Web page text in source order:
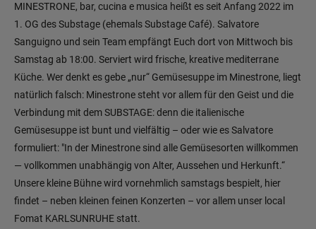
MINESTRONE, bar, cucina e musica heißt es seit Anfang 2022 im
1. OG des Substage (ehemals Substage Café). Salvatore
Sanguigno und sein Team empfängt Euch dort von Mittwoch bis
Samstag ab 18:00. Serviert wird frische, kreative mediterrane
Küche. Wer denkt es gebe „nur“ Gemüsesuppe im Minestrone, liegt
natürlich falsch: Minestrone steht vor allem für den Geist und die
Verbindung mit dem SUBSTAGE: denn die italienische
Gemüsesuppe ist bunt und vielfältig – oder wie es Salvatore
formuliert: "In der Minestrone sind alle Gemüsesorten willkommen
— vollkommen unabhängig von Alter, Aussehen und Herkunft.“
Unsere kleine Bühne wird vornehmlich samstags bespielt, hier
findet – neben kleinen feinen Konzerten – vor allem unser local
Fomat KARLSUNRUHE statt.